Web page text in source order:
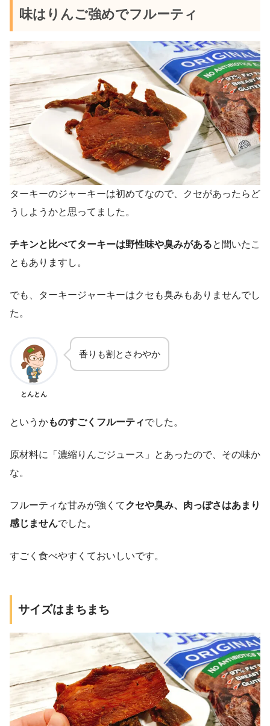
味はりんご強めでフルーティ
ターキーのジャーキーは初めてなので、クセがあったらど
うしようかと思ってました。
チキンと比べてターキーは野性味や臭みがあると聞いたこ
ともありますし。
でも、ターキージャーキーはクセも臭みもありませんでし
た。
とんとん
香りも割とさわやか
というかものすごくフルーティでした。
原材料に「濃縮りんごジュース」とあったので、その味か
な。
フルーティな甘みが強くてクセや臭み、肉っぽさはあまり
感じませんでした。
すごく食べやすくておいしいです。
サイズはまちまち